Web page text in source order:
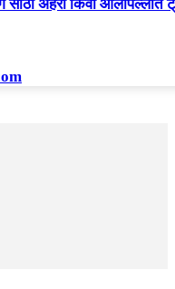
साठी अहेरी किंवा